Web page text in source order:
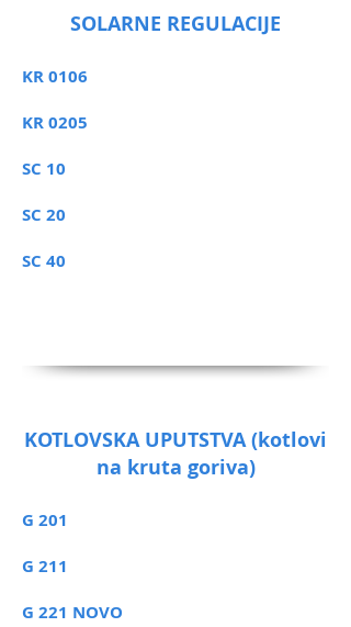
SOLARNE REGULACIJE
KR 0106
KR 0205
SC 10
SC 20
SC 40
KOTLOVSKA UPUTSTVA (kotlovi
na kruta goriva)
G 201
G 211
G 221 NOVO